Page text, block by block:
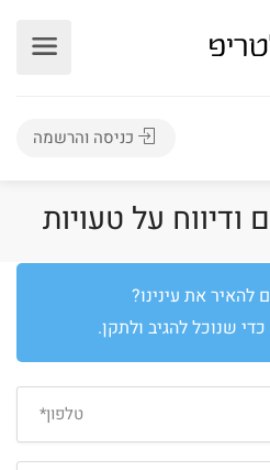
כניסה והרשמה
ודיווח על טעויות
להאיר את עינינו?
שנוכל להגיב ולתקן.